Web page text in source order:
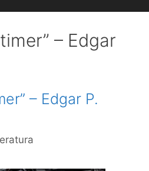
– Edgar
– Edgar P.